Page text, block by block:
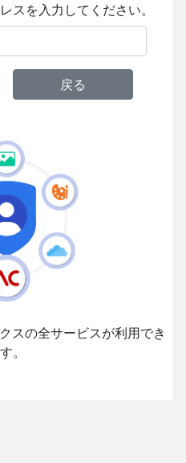
スを入力してください。
戻る
スの全サービスが利用でき
。